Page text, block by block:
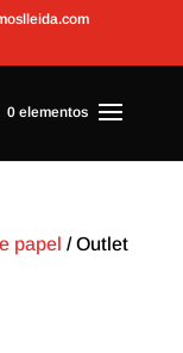
0 elementos
papel / Outlet